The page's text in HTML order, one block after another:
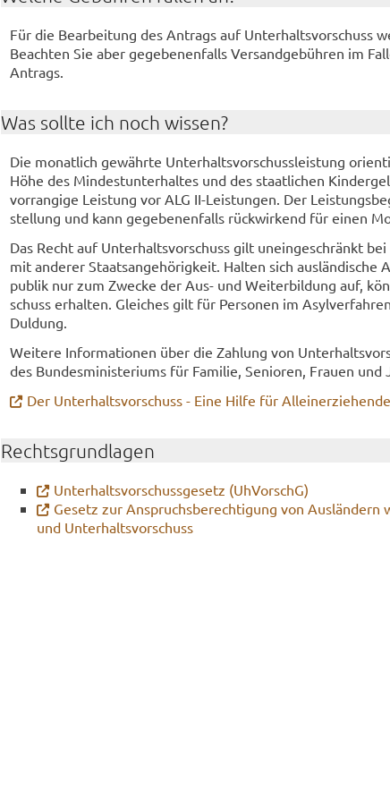
Für die Be­ar­bei­tung des An­trags auf Un­ter­halts­vor­schuss
Be­ach­ten Sie aber ge­ge­be­nen­falls Ver­sand­ge­büh­ren im
An­trags.
Was soll­te ich noch wis­sen?
Die mo­nat­lich ge­währ­te Un­ter­halts­vor­schuss­leis­tung
Höhe des Min­dest­un­ter­hal­tes und des staat­li­chen
vor­ran­gi­ge Leis­tung vor ALG II-​Leistungen. Der
stel­lung und kann ge­ge­be­nen­falls rück­wir­kend für einen
Das Recht auf Un­ter­halts­vor­schuss gilt un­ein­ge­schränkt
mit an­de­rer Staats­an­ge­hö­rig­keit. Hal­ten sich
pu­blik nur zum Zwe­cke der Aus- und Wei­ter­bil­dung auf,
schuss er­hal­ten. Glei­ches gilt für Per­so­nen im
Dul­dung.
Wei­te­re In­for­ma­tio­nen über die Zah­lung von
des Bun­des­mi­nis­te­ri­ums für Fa­mi­lie, Se­nio­ren, Frau­en und
Der Un­ter­halts­vor­schuss - Eine Hilfe für
Rechts­grund­la­gen
Un­ter­halts­vor­schuss­ge­setz (Uh­VorschG)
Ge­setz zur An­spruchs­be­rech­ti­gung von Aus­län­dern
und Un­ter­halts­vor­schuss